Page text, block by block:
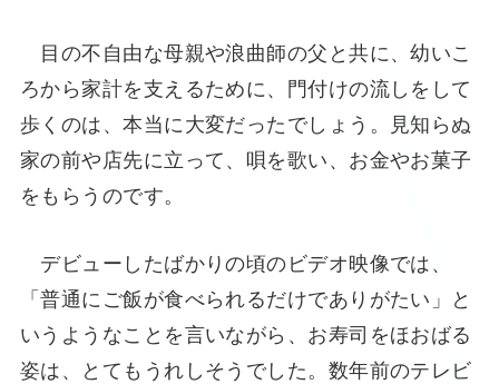
目の不自由な母親や浪曲師の父と共に、幼いこ
ろから家計を支えるために、門付けの流しをして
歩くのは、本当に大変だったでしょう。見知らぬ
家の前や店先に立って、唄を歌い、お金やお菓子
をもらうのです。
デビューしたばかりの頃のビデオ映像では、
「普通にご飯が食べられるだけでありがたい」と
いうようなことを言いながら、お寿司をほおばる
姿は、とてもうれしそうでした。数年前のテレビ